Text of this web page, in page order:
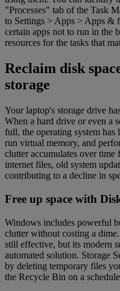
"Processes" tab of the Task
to Settings > Apps > Apps &
certain apps not to run in the
resources for the tasks that
Reclaim disk
storage
Your laptop's storage drive
When a hard drive or even a
full, the operating system has
run virtual memory, and
clutter accumulates over
internet files, old system
contributing to a decline in
Free up space with
Windows includes powerful
clutter without costing a
still effective, but its modern
automated solution. Storage
by deleting temporary files
the Recycle Bin on a